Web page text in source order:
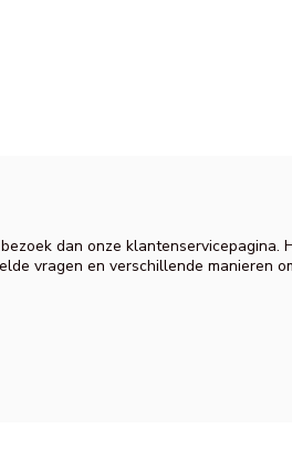
dan onze klantenservicepagina.
vragen en verschillende manieren